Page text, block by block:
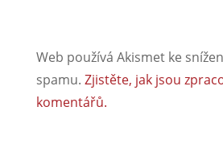
Web používá Akismet ke
spamu. Zjistěte, jak jsou
komentářů.